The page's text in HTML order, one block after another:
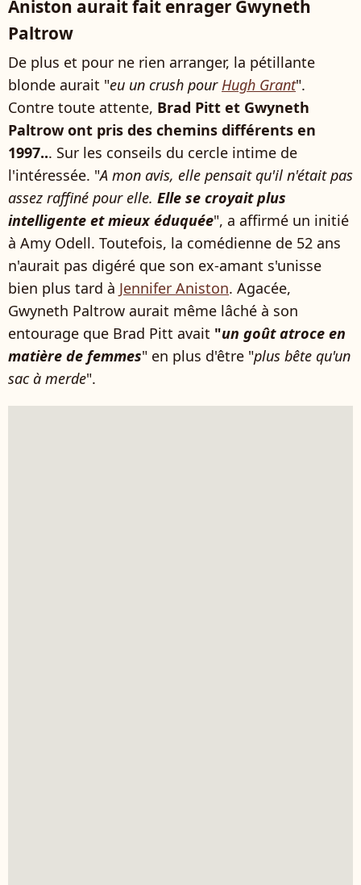
Aniston aurait fait enrager Gwyneth
Paltrow
De plus et pour ne rien arranger, la pétillante
blonde aurait "eu un crush pourHugh Grant".
Contre toute attente, Brad Pitt et Gwyneth
Paltrow ont pris des chemins différents en
1997... Sur les conseils du cercle intime de
l'intéressée. "A mon avis, elle pensait qu'il n'était pas
assez raffiné pour elle. Elle se croyait plus
intelligente et mieux éduquée", a affirmé un initié
à Amy Odell. Toutefois, la comédienne de 52 ans
n'aurait pas digéré que son ex-amant s'unisse
bien plus tard à Jennifer Aniston. Agacée,
Gwyneth Paltrow aurait même lâché à son
entourage que Brad Pitt avait "un goût atroce en
matière de femmes" en plus d'être "plus bête qu'un
sac à merde".